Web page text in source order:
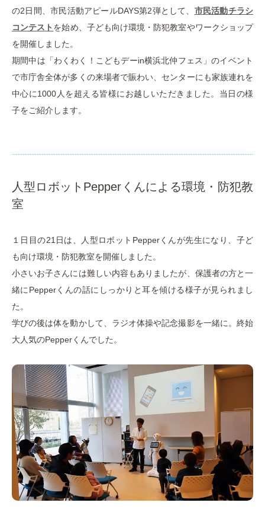
の2日間、市民活動アピールDAYS第2弾として、 市民活動チラシ
コンテスト を始め、子ども向け環境・防犯教室やワークショップ
を開催しました。
期間中は「わくわく！こどもデーin横浜北仲フェス」のイベント
で市庁舎全体が多くの来場者で賑わい、センターにも家族連れを
中心に1000人を超える皆様にお越しいただきました。当日の様
子をご紹介します。
人型ロボットPepperくんによる環境・防犯教
室
１日目の21日は、人型ロボットPepperくんが先生になり、子ど
も向け環境・防犯教室を開催しました。
小さいお子さんには難しい内容もありましたが、保護者の方と一
緒にPepperくんの話にしっかりと耳を傾ける様子が見られまし
た。
学びの後は体を動かして、ラジオ体操や記念撮影を一緒に。終始
大人気のPepperくんでした。